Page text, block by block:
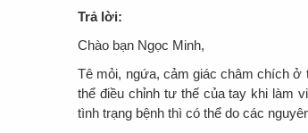
Trả lời:
Chào bạn Ngọc Minh,
Tê mỏi, ngứa, cảm giác châm chích ở
thể điều chỉnh tư thế của tay khi làm
tình trạng bệnh thì có thể do các